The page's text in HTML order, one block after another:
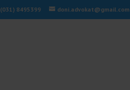
(031) 8495399 doni.advokat@gmail.com